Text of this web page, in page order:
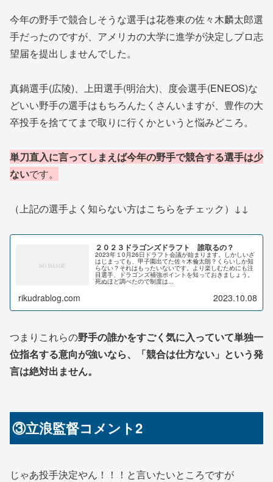
今年の野手で競合しそうな選手は花巻東の佐々木麟太郎選
手だったのですが、アメリカの大学に進学が決定しプロ志
望届を提出しませんでした。
真鍋選手(広陵)、上田選手(明治大)、度会選手(ENEOS)な
どいい野手の選手はもちろんたくさんいますが、豊作の大
卒投手を捨ててまで取りに行くかというと悩みどころ。
単刀直入に言ってしまえば今年の野手で競合する選手は少
ないです。
（上記の選手よく知らない方はこちらをチェック）↓↓
２０２３ドラゴンズドラフト 誰取るの？
2023年１0月26日ドラフト会議が始まります。しかしいざ
はじまっても、甲子園出てた佐々木倫太朗？くらいしか知
らない？それはもったいないです。より楽しむためにも注
目選手、ドラゴンズ補強ポイントを知っておきましょう。
死ぬほど調べたので制度は...
rikudrablog.com 2023.10.08
つまりこれらの野手の誰かをすごく気に入っていて単独一
位指名する意向が強いなら、「競合は仕方ない」という発
言は絶対出ません。
③立浪監督コメント2
じゃあ投手決定やん！！！と言いたいところですが